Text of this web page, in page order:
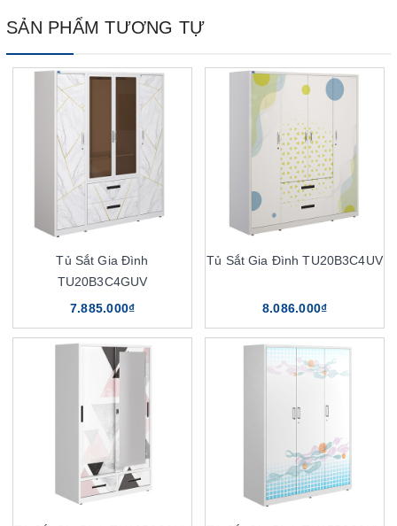
SẢN PHẨM TƯƠNG TỰ
Tủ Sắt Gia Đình
TU20B3C4GUV
7.885.000₫
Tủ Sắt Gia Đình TU20B3C4UV
8.086.000₫